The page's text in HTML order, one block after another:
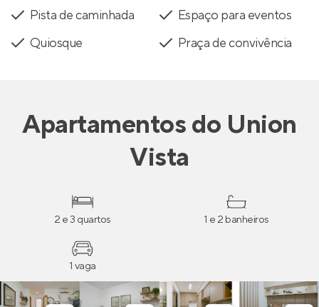
Pista de caminhada
Espaço para eventos
Quiosque
Praça de convivência
Apartamentosdo Union
Vista
2 e 3 quartos 1 e 2 banheiros
1 vaga